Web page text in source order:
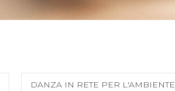
DANZA IN RETE PER L'AMBIENTE